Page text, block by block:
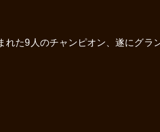
た9人のチャンピオン、遂にグ